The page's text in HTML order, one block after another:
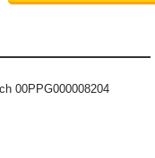
00PPG000008204